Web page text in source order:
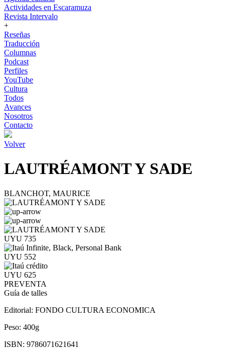
Actividades en Escaramuza
Revista Intervalo
+
Reseñas
Traducción
Columnas
Podcast
Perfiles
YouTube
Cultura
Todos
Avances
Nosotros
Contacto
Volver
LAUTRÉAMONT Y SADE
BLANCHOT, MAURICE
UYU 735
UYU 552
UYU 625
PREVENTA
Guía de talles
Editorial: FONDO CULTURA ECONOMICA
Peso: 400g
ISBN: 9786071621641